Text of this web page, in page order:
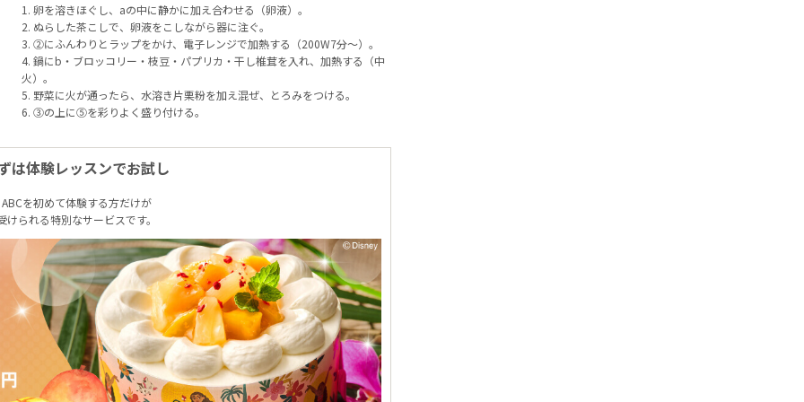
1. 卵を溶きほぐし、aの中に静かに加え合わせる（卵液）。
2. ぬらした茶こしで、卵液をこしながら器に注ぐ。
3. ②にふんわりとラップをかけ、電子レンジで加熱する（200W7分～）。
4. 鍋にb・ブロッコリー・枝豆・パプリカ・干し椎茸を入れ、加熱する（中
火）。
5. 野菜に火が通ったら、水溶き片栗粉を加え混ぜ、とろみをつける。
6. ③の上に⑤を彩りよく盛り付ける。
は体験レッスンでお試し
ABCを初めて体験する方だけが
けられる特別なサービスです。